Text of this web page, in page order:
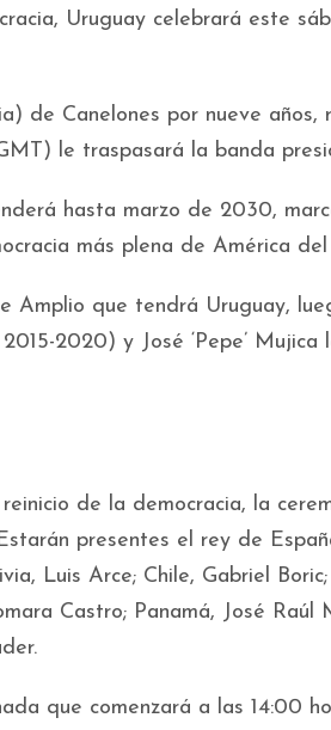
Uruguay celebrará este
de Canelones por nueve años,
le traspasará la banda
hasta marzo de 2030,
más plena de América del
que tendrá Uruguay,
2020) y José ‘Pepe’ Mujica
de la democracia, la
presentes el rey de
Luis Arce; Chile, Gabriel
Castro; Panamá, José Raúl
que comenzará a las 14:00